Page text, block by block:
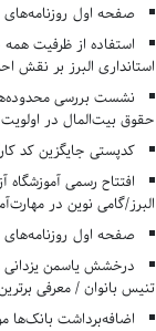
صفحه اول روزنامه‌های 14 مرداد 1405
استفاده از ظرفیت
استانداری البرز بر نقش
نشست بررسی
حقوق بیت‌المال در اولویت
کدپستی جایگزین کد
افتتاح رسمی
البرز/گامی نوین در
صفحه اول روزنامه‌های 11 مرداد 1405
درخشش یاسمن یزدانی
تنیس بانوان / معرفی
اضافه‌برداشت بانک‌ها